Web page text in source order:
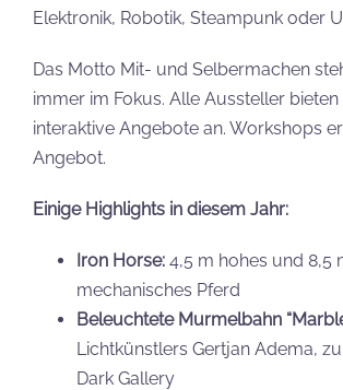
Elektronik, Robotik, Steampunk oder
Das Motto Mit- und Selbermachen
immer im Fokus. Alle Aussteller
interaktive Angebote an. Workshops
Angebot.
Einige Highlights in diesem Jahr:
Iron Horse: 4,5 m hohes und 8,5
mechanisches Pferd
Beleuchtete Murmelbahn
Lichtkünstlers Gertjan Adema,
Dark Gallery